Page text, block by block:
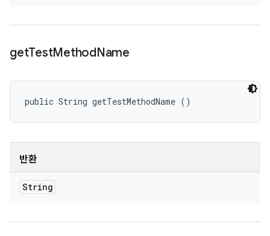
getTestMethodName
public String getTestMethodName ()
반환
String